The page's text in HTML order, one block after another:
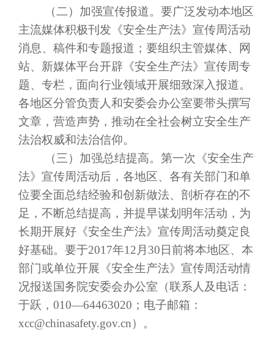
（二）加强宣传报道。要广泛发动本地区
主流媒体积极刊发《安全生产法》宣传周活动
消息、稿件和专题报道；要组织主管媒体、网
站、新媒体平台开辟《安全生产法》宣传周专
题、专栏，面向行业领域开展细致深入报道。
各地区分管负责人和安委会办公室要带头撰写
文章，营造声势，推动在全社会树立安全生产
法治权威和法治信仰。
（三）加强总结提高。第一次《安全生产
法》宣传周活动后，各地区、各有关部门和单
位要全面总结经验和创新做法、剖析存在的不
足，不断总结提高，并提早谋划明年活动，为
长期开展好《安全生产法》宣传周活动奠定良
好基础。要于2017年12 月 30日前将本地区、本
部门或单位开展《安全生产法》宣传周活动情
况报送国务院安委会办公室（联系人及电话：
于跃，010—64463020 ；电子邮箱：
xcc@chinasafety.gov.cn）。